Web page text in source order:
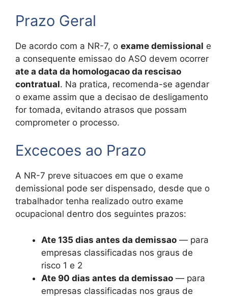
Prazo Geral
De acordo com a NR-7, o exame demissional e
a consequente emissao do ASO devem ocorrer
ate a data da homologacao da rescisao
contratual. Na pratica, recomenda-se agendar
o exame assim que a decisao de desligamento
for tomada, evitando atrasos que possam
comprometer o processo.
Excecoes ao Prazo
A NR-7 preve situacoes em que o exame
demissional pode ser dispensado, desde que o
trabalhador tenha realizado outro exame
ocupacional dentro dos seguintes prazos:
Ate 135 dias antes da demissao — para
empresas classificadas nos graus de
risco 1 e 2
Ate 90 dias antes da demissao — para
empresas classificadas nos graus de